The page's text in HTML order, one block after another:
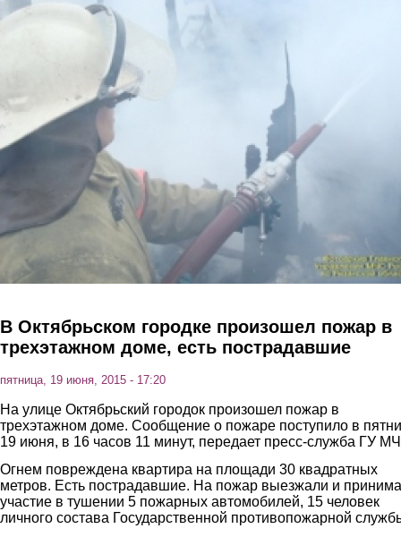
Перейти к основному содержанию
В Октябрьском городке произошел пожар в
трехэтажном доме, есть пострадавшие
пятница, 19 июня, 2015 - 17:20
На улице Октябрьский городок произошел пожар в
трехэтажном доме. Сообщение о пожаре поступило в
19 июня, в 16 часов 11 минут, передает пресс-служба ГУ
Огнем повреждена квартира на площади 30 квадратных
метров. Есть пострадавшие. На пожар выезжали и
участие в тушении 5 пожарных автомобилей, 15 человек
личного состава Государственной противопожарной